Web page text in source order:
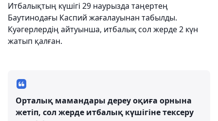
Итбалықтың күшігі 29 наурызда таңертең
Баутинодағы Каспий жағалауынан табылды.
Куәгерлердің айтуынша, итбалық сол жерде 2 күн
жатып қалған.
Орталық мамандары дереу оқиға орнына
жетіп, сол жерде итбалық күшігіне тексеру